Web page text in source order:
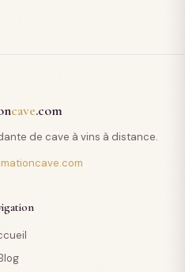
cave.com
de cave à vins à distance.